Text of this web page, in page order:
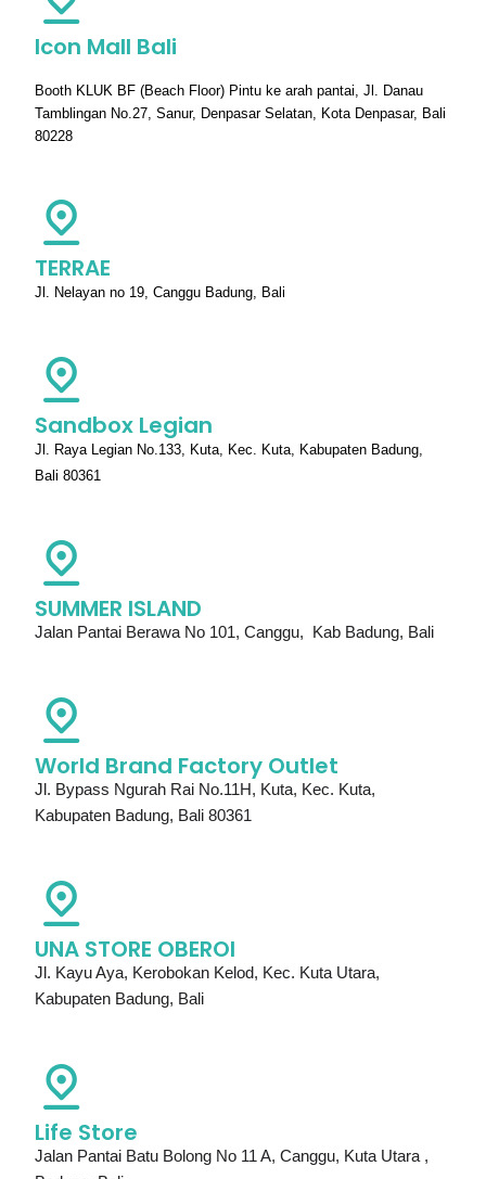
Icon Mall Bali
Booth KLUK BF (Beach Floor) Pintu ke arah pantai, Jl. Danau
Tamblingan No.27, Sanur, Denpasar Selatan, Kota Denpasar, Bali
80228
TERRAE
Jl. Nelayan no 19, Canggu Badung, Bali
Sandbox Legian
Jl. Raya Legian No.133, Kuta, Kec. Kuta, Kabupaten Badung,
Bali 80361
SUMMER ISLAND
Jalan Pantai Berawa No 101, Canggu, Kab Badung, Bali
World Brand Factory Outlet
Jl. Bypass Ngurah Rai No.11H, Kuta, Kec. Kuta,
Kabupaten Badung, Bali 80361
UNA STORE OBEROI
Jl. Kayu Aya, Kerobokan Kelod, Kec. Kuta Utara,
Kabupaten Badung, Bali
Life Store
Jalan Pantai Batu Bolong No 11 A, Canggu, Kuta Utara ,